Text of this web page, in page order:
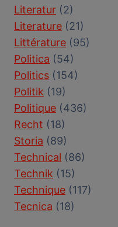
Literatur (2)
Literature (21)
Littérature (95)
Politica (54)
Politics (154)
Politik (19)
Politique (436)
Recht (18)
Storia (89)
Technical (86)
Technik (15)
Technique (117)
Tecnica (18)